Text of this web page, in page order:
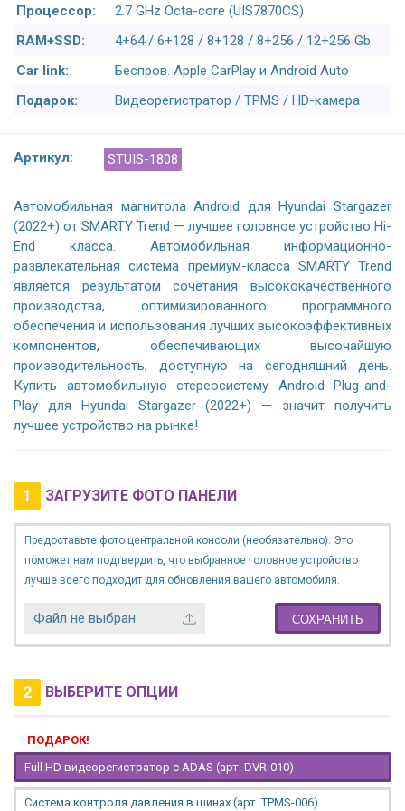
Процессор:
2.7 GHz Octa-core (UIS7870CS)
RAM+SSD:
4+64 / 6+128 / 8+128 / 8+256 / 12+256 Gb
Car link:
Беспров. Apple CarPlay и Android Auto
Подарок:
Видеорегистратор / TPMS / HD-камера
Артикул: STUIS-1808
Автомобильная магнитола Android для Hyundai Stargazer
(2022+) от SMARTY Trend — лучшее головное устройство Hi-
End класса. Автомобильная информационно-
развлекательная система премиум-класса SMARTY Trend
является результатом сочетания высококачественного
производства, оптимизированного программного
обеспечения и использования лучших высокоэффективных
компонентов, обеспечивающих высочайшую
производительность, доступную на сегодняшний день.
Купить автомобильную стереосистему Android Plug-and-
Play для Hyundai Stargazer (2022+) — значит получить
лучшее устройство на рынке!
1 ЗАГРУЗИТЕ ФОТО ПАНЕЛИ
Предоставьте фото центральной консоли (необязательно). Это
поможет нам подтвердить, что выбранное головное устройство
лучше всего подходит для обновления вашего автомобиля.
Файл не выбран СОХРАНИТЬ
2 ВЫБЕРИТЕ ОПЦИИ
ПОДАРОК!
Full HD видеорегистратор с ADAS (арт. DVR-010)
Система контроля давления в шинах (арт. TPMS-006)